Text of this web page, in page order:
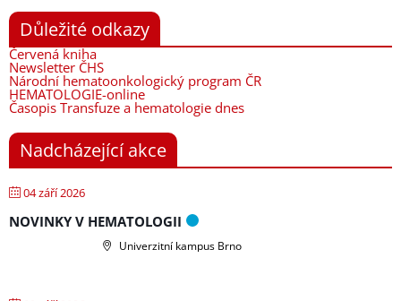
Důležité odkazy
Červená kniha
Newsletter ČHS
Národní hematoonkologický program ČR
HEMATOLOGIE-online
Časopis Transfuze a hematologie dnes
Nadcházející akce
04 září 2026
NOVINKY V HEMATOLOGII
Univerzitní kampus Brno